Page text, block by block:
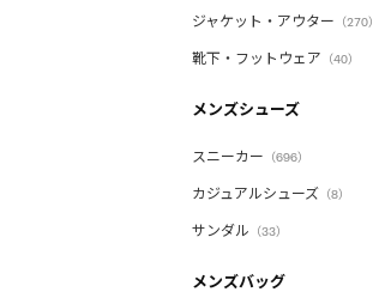
ジャケット・アウター （270）
靴下・フットウェア （40）
メンズシューズ
スニーカー （696）
カジュアルシューズ （8）
サンダル （33）
メンズバッグ